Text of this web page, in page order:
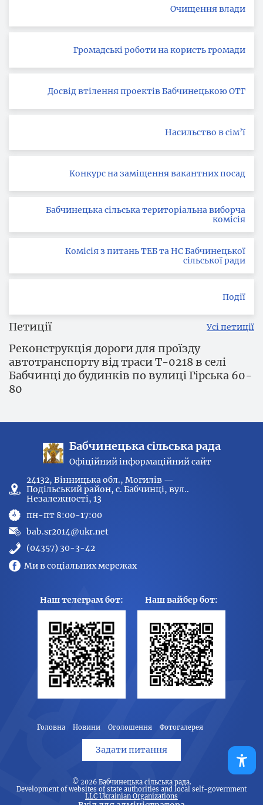
Очищення влади
Громадські роботи на користь громади
Досвід втілення проектів Бабчинецькою ОТГ
Насильство в сім’ї
Конкурс на заміщення вакантних посад
Бабчинецька сільська територіальна виборча
комісія
Комісія з питань ТЕБ та НС Бабчинецької
сільської ради
Події
Петиції Усі петиції
Реконструкція дороги для проїзду
автотранспорту від траси Т-0218 в селі
Бабчинці до будинків по вулиці Гірська 60-
80
Бабчинецька сільська рада
Офіційний інформаційний сайт
24132, Вінницька обл., Могилів —
Подільський район, с. Бабчинці, вул..
Незалежності, 13
пн-пт 8:00-17:00
bab.sr2014@ukr.net
(04357) 30-3-42
Ми в соціальних мережах
Наш телеграм бот: Наш вайбер бот:
Головна Новини Оголошення Фотогалерея
Задати питання
© 2026 Бабчинецька сільська рада.
Development of websites of state authorities and local self-government
LLC Ukrainian Organizations